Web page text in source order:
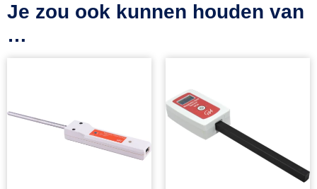
Je zou ook kunnen houden van
…